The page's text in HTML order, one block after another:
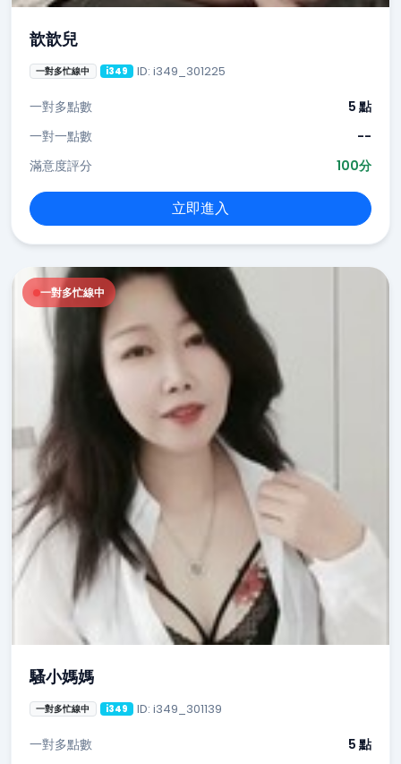
歆歆兒
一對多忙線中 i349 ID: i349_301225
一對多點數
5 點
一對一點數
--
滿意度評分
100分
立即進入
一對多忙線中
騷小媽媽
一對多忙線中 i349 ID: i349_301139
一對多點數 5 點